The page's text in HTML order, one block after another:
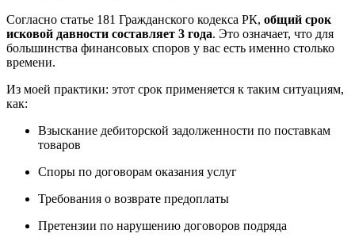
Согласно статье 181 Гражданского кодекса РК, общий срок
исковой давности составляет 3 года. Это означает, что для
большинства финансовых споров у вас есть именно столько
времени.
Из моей практики: этот срок применяется к таким ситуациям,
как:
Взыскание дебиторской задолженности по поставкам
товаров
Споры по договорам оказания услуг
Требования о возврате предоплаты
Претензии по нарушению договоров подряда